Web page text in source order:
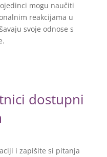
mogu naučiti
reakcijama u
svoje odnose s
dostupni
i zapišite si pitanja